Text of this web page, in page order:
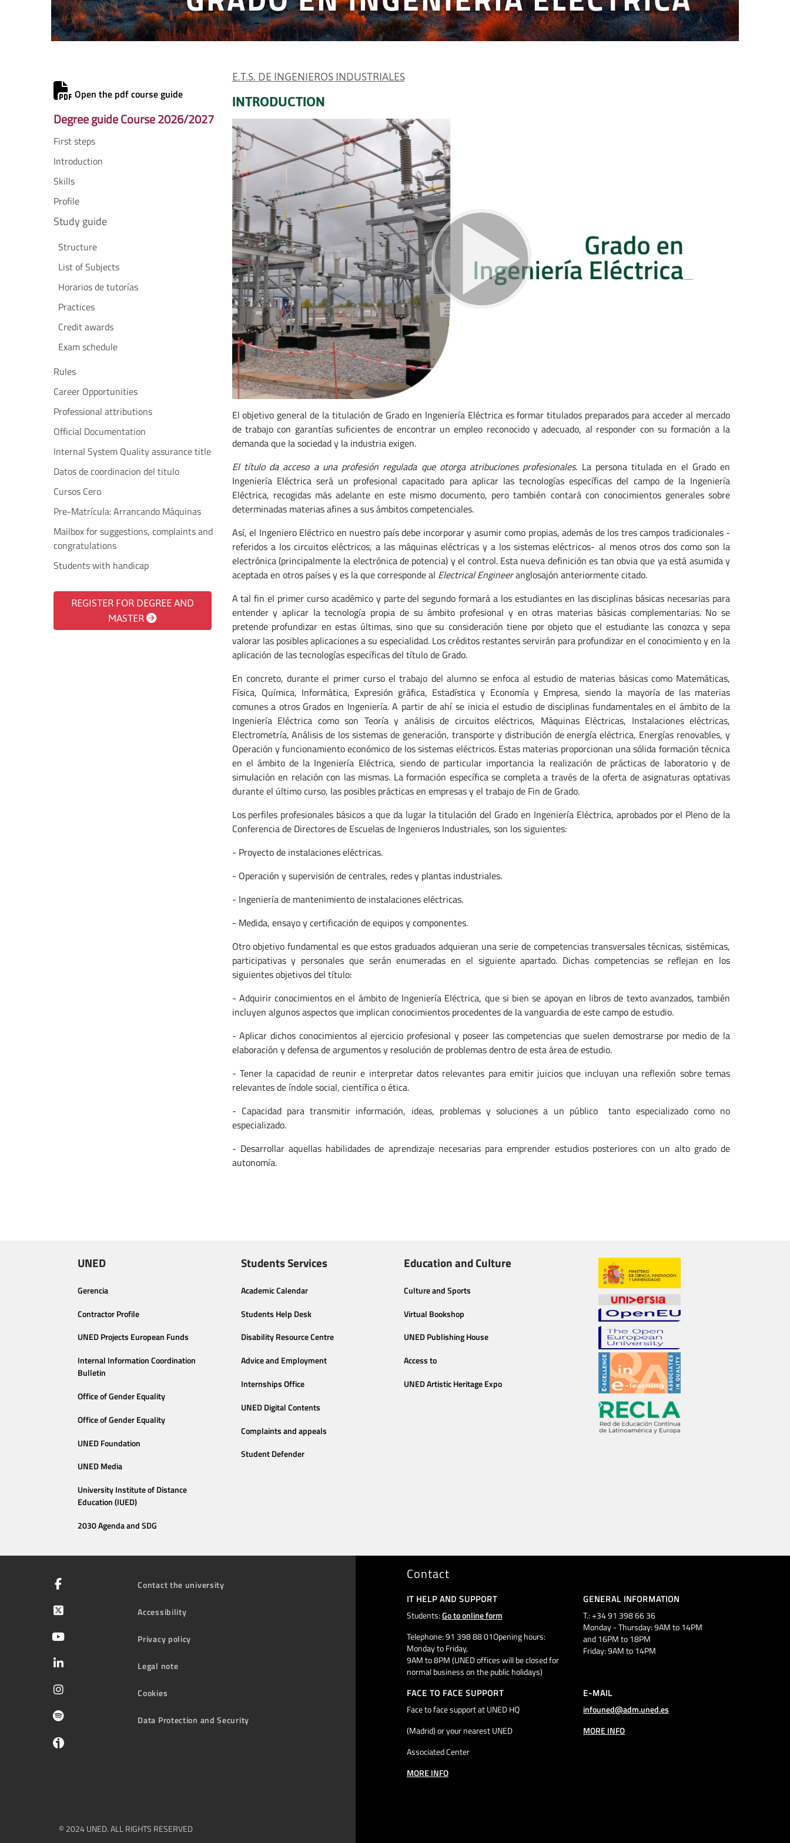
Open the pdf course guide
Degree guide Course 2026/2027
First steps
Introduction
Skills
Profile
Study guide
Structure
List of Subjects
Horarios de tutorías
Practices
Credit awards
Exam schedule
Rules
Career Opportunities
Professional attributions
Official Documentation
Internal System Quality assurance title
Datos de coordinacion del titulo
Cursos Cero
Pre-Matrícula: Arrancando Máquinas
Mailbox for suggestions, complaints and
congratulations
Students with handicap
REGISTER FOR DEGREE AND
MASTER
E.T.S. DE INGENIEROS INDUSTRIALES
INTRODUCTION
El objetivo general de la titulación de Grado en Ingeniería Eléctrica es formar titulados preparados para acceder al mercado
de trabajo con garantías suficientes de encontrar un empleo reconocido y adecuado, al responder con su formación a la
demanda que la sociedad y la industria exigen.
El título da acceso a una profesión regulada que otorga atribuciones profesionales. La persona titulada en el Grado en
Ingeniería Eléctrica será un profesional capacitado para aplicar las tecnologías específicas del campo de la Ingeniería
Eléctrica, recogidas más adelante en este mismo documento, pero también contará con conocimientos generales sobre
determinadas materias afines a sus ámbitos competenciales.
Así, el Ingeniero Eléctrico en nuestro país debe incorporar y asumir como propias, además de los tres campos tradicionales -
referidos a los circuitos eléctricos, a las máquinas eléctricas y a los sistemas eléctricos- al menos otros dos como son la
electrónica (principalmente la electrónica de potencia) y el control. Esta nueva definición es tan obvia que ya está asumida y
aceptada en otros países y es la que corresponde al Electrical Engineeranglosajón anteriormente citado.
A tal fin el primer curso académico y parte del segundo formará a los estudiantes en las disciplinas básicas necesarias para
entender y aplicar la tecnología propia de su ámbito profesional y en otras materias básicas complementarias. No se
pretende profundizar en estas últimas, sino que su consideración tiene por objeto que el estudiante las conozca y sepa
valorar las posibles aplicaciones a su especialidad. Los créditos restantes servirán para profundizar en el conocimiento y en la
aplicación de las tecnologías específicas del título de Grado.
En concreto, durante el primer curso el trabajo del alumno se enfoca al estudio de materias básicas como Matemáticas,
Física, Química, Informática, Expresión gráfica, Estadística y Economía y Empresa, siendo la mayoría de las materias
comunes a otros Grados en Ingeniería. A partir de ahí se inicia el estudio de disciplinas fundamentales en el ámbito de la
Ingeniería Eléctrica como son Teoría y análisis de circuitos eléctricos, Máquinas Eléctricas, Instalaciones eléctricas,
Electrometría, Análisis de los sistemas de generación, transporte y distribución de energía eléctrica, Energías renovables, y
Operación y funcionamiento económico de los sistemas eléctricos. Estas materias proporcionan una sólida formación técnica
en el ámbito de la Ingeniería Eléctrica, siendo de particular importancia la realización de prácticas de laboratorio y de
simulación en relación con las mismas. La formación específica se completa a través de la oferta de asignaturas optativas
durante el último curso, las posibles prácticas en empresas y el trabajo de Fin de Grado.
Los perfiles profesionales básicos a que da lugar la titulación del Grado en Ingeniería Eléctrica, aprobados por el Pleno de la
Conferencia de Directores de Escuelas de Ingenieros Industriales, son los siguientes:
- Proyecto de instalaciones eléctricas.
- Operación y supervisión de centrales, redes y plantas industriales.
- Ingeniería de mantenimiento de instalaciones eléctricas.
- Medida, ensayo y certificación de equipos y componentes.
Otro objetivo fundamental es que estos graduados adquieran una serie de competencias transversales técnicas, sistémicas,
participativas y personales que serán enumeradas en el siguiente apartado. Dichas competencias se reflejan en los
siguientes objetivos del título:
- Adquirir conocimientos en el ámbito de Ingeniería Eléctrica, que si bien se apoyan en libros de texto avanzados, también
incluyen algunos aspectos que implican conocimientos procedentes de la vanguardia de este campo de estudio.
- Aplicar dichos conocimientos al ejercicio profesional y poseer las competencias que suelen demostrarse por medio de la
elaboración y defensa de argumentos y resolución de problemas dentro de esta área de estudio.
- Tener la capacidad de reunir e interpretar datos relevantes para emitir juicios que incluyan una reflexión sobre temas
relevantes de índole social, científica o ética.
- Capacidad para transmitir información, ideas, problemas y soluciones a un público tanto especializado como no
especializado.
- Desarrollar aquellas habilidades de aprendizaje necesarias para emprender estudios posteriores con un alto grado de
autonomía.
UNED
Gerencia
Contractor Profile
UNED Projects European Funds
Internal Information Coordination
Bulletin
Office of Gender Equality
Office of Gender Equality
UNED Foundation
UNED Media
University Institute of Distance
Education (IUED)
2030 Agenda and SDG
Students Services
Academic Calendar
Students Help Desk
Disability Resource Centre
Advice and Employment
Internships Office
UNED Digital Contents
Complaints and appeals
Student Defender
Education and Culture
Culture and Sports
Virtual Bookshop
UNED Publishing House
Access to
UNED Artistic Heritage Expo
Contact the university
Accessibility
Privacy policy
Legal note
Cookies
Data Protection and Security
© 2024 UNED. ALL RIGHTS RESERVED
Contact
IT HELP AND SUPPORT
Students:Go to online form
Telephone: 91 398 88 01Opening hours:
Monday to Friday,
9AM to 8PM (UNED offices will be closed for
normal business on the public holidays)
GENERAL INFORMATION
T.: +34 91 398 66 36
Monday - Thursday: 9AM to 14PM
and 16PM to 18PM
Friday: 9AM to 14PM
FACE TO FACE SUPPORT
Face to face support at UNED HQ
(Madrid) or your nearest UNED
Associated Center
MORE INFO
E-MAIL
infouned@adm.uned.es
MORE INFO